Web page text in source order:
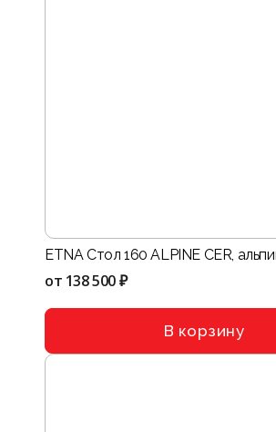
ETNA Стол 160 ALPINE CER,
от 138 500 ₽
В корзину